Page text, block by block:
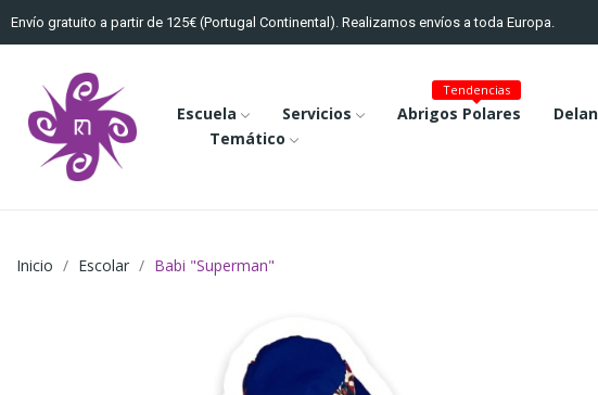
Envío gratuito a partir de 125€ (Portugal Continental). Realizamos envíos a toda Europa.
Escuela Servicios Abrigos Polares
Tendencias
Temático
Inicio Escolar Babi "Superman"